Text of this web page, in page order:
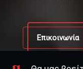
Επικοινωνία